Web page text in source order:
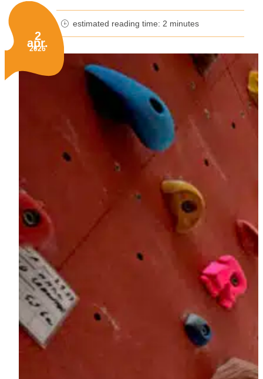
Published on:
2
apr.
2026
minutes reading time
estimated reading time: 2 minutes